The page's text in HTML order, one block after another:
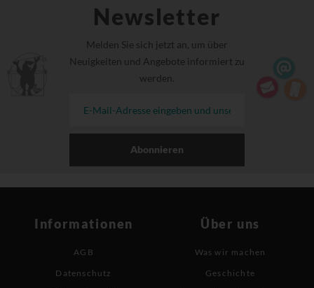
Newsletter
Melden Sie sich jetzt an, um über
Neuigkeiten und Angebote informiert zu
werden.
Abonnieren
Informationen
AGB
Datenschutz
Über uns
Was wir machen
Geschichte